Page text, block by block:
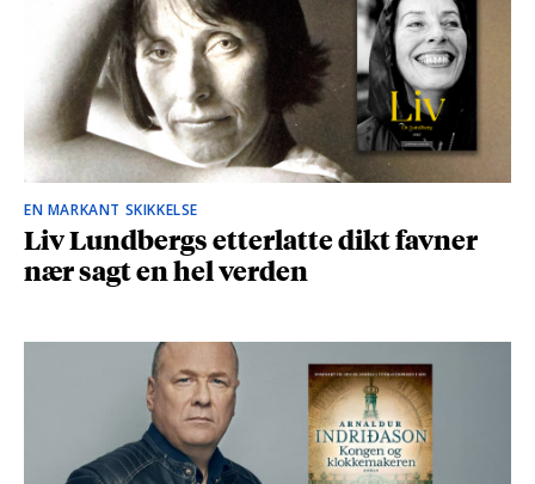
EN MARKANT SKIKKELSE
Liv Lundbergs etterlatte dikt favner
nær sagt en hel verden